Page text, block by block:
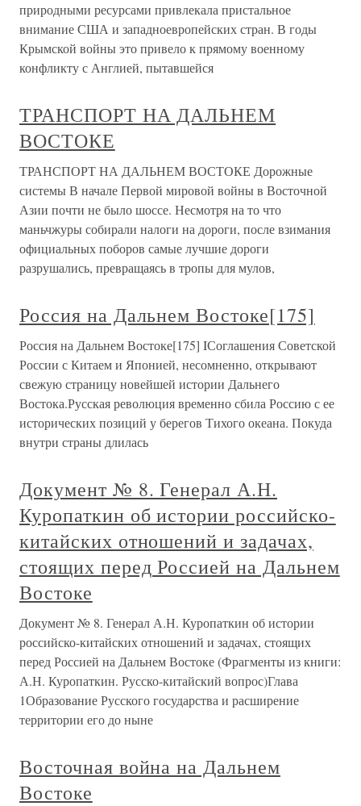
природными ресурсами привлекала пристальное
внимание США и западноевропейских стран. В годы
Крымской войны это привело к прямому военному
конфликту с Англией, пытавшейся
ТРАНСПОРТ НА ДАЛЬНЕМ
ВОСТОКЕ
ТРАНСПОРТ НА ДАЛЬНЕМ ВОСТОКЕ Дорожные
системы В начале Первой мировой войны в Восточной
Азии почти не было шоссе. Несмотря на то что
маньчжуры собирали налоги на дороги, после взимания
официальных поборов самые лучшие дороги
разрушались, превращаясь в тропы для мулов,
Россия на Дальнем Востоке[175]
Россия на Дальнем Востоке[175] IСоглашения Советской
России с Китаем и Японией, несомненно, открывают
свежую страницу новейшей истории Дальнего
Востока.Русская революция временно сбила Россию с ее
исторических позиций у берегов Тихого океана. Покуда
внутри страны длилась
Документ № 8. Генерал А.Н.
Куропаткин об истории российско-
китайских отношений и задачах,
стоящих перед Россией на Дальнем
Востоке
Документ № 8. Генерал А.Н. Куропаткин об истории
российско-китайских отношений и задачах, стоящих
перед Россией на Дальнем Востоке (Фрагменты из книги:
А.Н. Куропаткин. Русско-китайский вопрос)Глава
1Образование Русского государства и расширение
территории его до ныне
Восточная война на Дальнем
Востоке